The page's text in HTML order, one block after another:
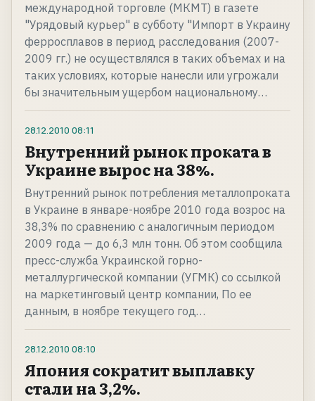
международной торговле (МКМТ) в газете
"Урядовый курьер" в субботу "Импорт в Украину
ферросплавов в период расследования (2007-
2009 гг.) не осуществлялся в таких объемах и на
таких условиях, которые нанесли или угрожали
бы значительным ущербом национальному…
28.12.2010 08:11
Внутренний рынок проката в
Украине вырос на 38%.
Внутренний рынок потребления металлопроката
в Украине в январе-ноябре 2010 года возрос на
38,3% по сравнению с аналогичным периодом
2009 года — до 6,3 млн тонн. Об этом сообщила
пресс-служба Украинской горно-
металлургической компании (УГМК) со ссылкой
на маркетинговый центр компании, По ее
данным, в ноябре текущего год…
28.12.2010 08:10
Япония сократит выплавку
стали на 3,2%.